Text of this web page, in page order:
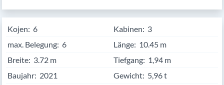
Kojen: 6 Kabinen: 3
max. Belegung: 6 Länge: 10.45
Breite: 3.72 Tiefgang: 1,94 m
Baujahr: 2021 Gewicht: 5,96 t